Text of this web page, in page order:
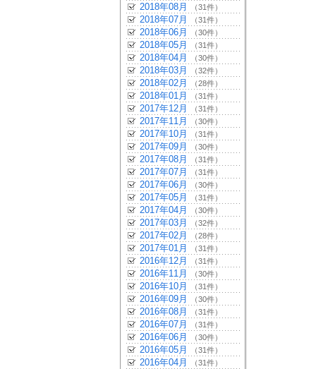
2018年08月 （31件）
2018年07月 （31件）
2018年06月 （30件）
2018年05月 （31件）
2018年04月 （30件）
2018年03月 （32件）
2018年02月 （28件）
2018年01月 （31件）
2017年12月 （31件）
2017年11月 （30件）
2017年10月 （31件）
2017年09月 （30件）
2017年08月 （31件）
2017年07月 （31件）
2017年06月 （30件）
2017年05月 （31件）
2017年04月 （30件）
2017年03月 （32件）
2017年02月 （28件）
2017年01月 （31件）
2016年12月 （31件）
2016年11月 （30件）
2016年10月 （31件）
2016年09月 （30件）
2016年08月 （31件）
2016年07月 （31件）
2016年06月 （30件）
2016年05月 （31件）
2016年04月 （31件）